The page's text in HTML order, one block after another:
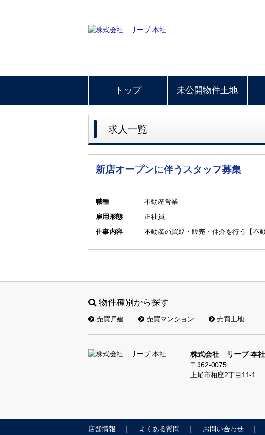
トップ 未公開物件土地
求人一覧
新店オープンに伴うスタッフ募集
職種
不動産営業
雇用形態
正社員
仕事内容
不動産の買取・販売・仲介を行う【不
物件種別から探す
売買戸建 売買マンション 売買土地
株式会社 リープ 本社
〒362-0075
上尾市柏座2丁目11-1
店舗情報 よくある質問 お問い合わせ